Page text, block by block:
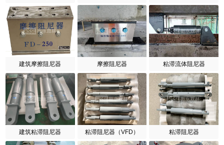
建筑摩擦阻尼器 摩擦阻尼器 粘滞流体阻尼器
建筑粘滞阻尼器 粘滞阻尼器（VFD） 粘滞阻尼器